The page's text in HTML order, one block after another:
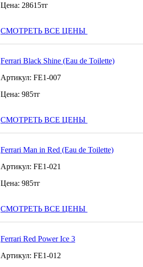
Цена: 28615тг
СМОТРЕТЬ ВСЕ ЦЕНЫ
Ferrari Black Shine (Eau de Toilette)
Артикул: FE1-007
Цена: 985тг
СМОТРЕТЬ ВСЕ ЦЕНЫ
Ferrari Man in Red (Eau de Toilette)
Артикул: FE1-021
Цена: 985тг
СМОТРЕТЬ ВСЕ ЦЕНЫ
Ferrari Red Power Ice 3
Артикул: FE1-012